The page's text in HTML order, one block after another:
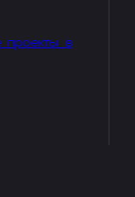
проекты в